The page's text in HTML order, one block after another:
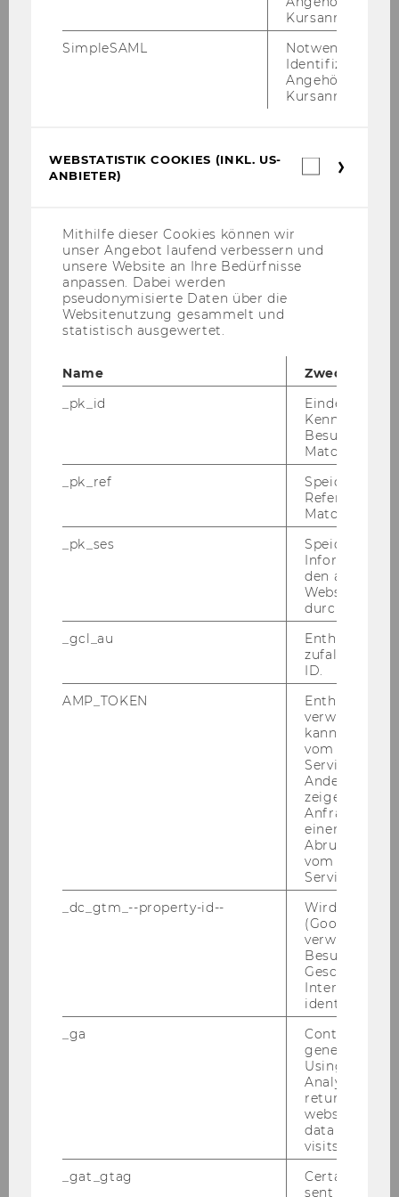
Univ.Prof. Michael Meyer
Anb.finanz. Kummer 2012
Univ.Prof. Dr. Sebastian Kummer
o. Univ.Prof. Dr. Chris­toph Ba­delt, Rek­tor
Mitteilungsblatt vom 12. September 2012, 50.
293) Bevollmächtigungen
Projektleiterinnen und Projektleiter
Folgende Projektleiterinnen/Projektleiter
werden gemäß § 27 Abs 2 Universitätsgesetz
Vertragserfüllung erforderlichen
Rechtsgeschäfte und zur Verfügung über die
Geldmittel im Rahmen der Einnahmen aus
diesem Vertrag sowie gemäß § 5 der Richtlinie
Arbeitnehmerinnen und Arbeitnehmern der
Wirtschaftsuniversität Wien (Abschluss von
Werkverträgen, freien Dienstverträgen sowie
Arbeitsverträgen entsprechend den näheren
Bestimmungen der Richtlinie) bevollmächtigt:
Projektleiterin/Projektleiter
o. Univ.Prof. Dr. Chris­toph Ba­delt, Rek­tor
Akademie der bildenden Künste in Wien
Mitteilungsblatt vom 12. September 2012, 50.
Wirtschaftsuniversität Wien die Erhöhung des
Frauenanteils beim wissenschaftlichen
Kursanmeldung.
SimpleSAML
Notwendig zur
Identifizierung
Angehörige/r für
Kursanmeldung.
WEBSTATISTIK COOKIES (INKL. US-
ANBIETER)
Mithilfe dieser Cookies können wir
unser Angebot laufend verbessern und
unsere Website an Ihre Bedürfnisse
anpassen. Dabei werden
pseudonymisierte Daten über die
Websitenutzung gesammelt und
statistisch ausgewertet.
Name
Zweck
_pk_id
Eindeutige
Besuchers
Matomo.
_pk_ref
Speicherung
Referrers
Matomo.
_pk_ses
Speicherung
den aktuellen
durch
_gcl_au
Enthält eine
ID.
AMP_TOKEN
Enthält ein
verwendet
kann, um
vom AMP-
Service
Andere
zeigen Opt-
Anfrage im
einen Fehler
Abrufen
vom AMP
Service an.
_dc_gtm_--property-id--
Wird von
(Google Tag
verwendet,
Besucher
Geschlecht
Interessen zu
identifizieren.
_ga
Contains a
generated
Using this
Analytics can
returning
website and
data from
visits.
_gat_gtag
Certain data
sent to